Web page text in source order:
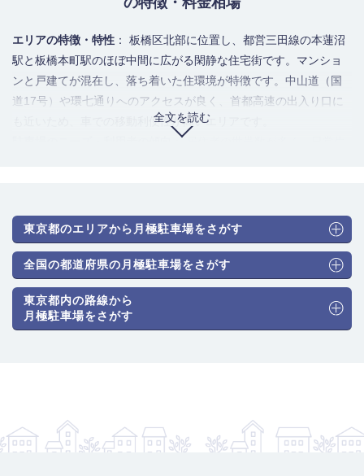
全文を読む
エリアの特徴・特性 ： 板橋区北部に位置し、都営三田線の本蓮沼
駅と板橋本町駅のほぼ中間に広がる閑静な住宅街です。マンショ
ンと戸建てが混在し、落ち着いた住環境が特徴です。中山道（国
道17号）や環七通りへのアクセスが良く、首都高速の出入り口に
も近いため、車での移動利便性が高いエリアです。
： 居住者の世帯数が多く、日常生
ャーに車を利用する層にも人気があります。
駐車場のタイプと月極料金相場： アスファルト舗装の平置き駐車
場と、マンションに併設された機械式駐車場が混在しています。
平置きはハイルーフ対応の区画も含まれますが、機械式より高額
になる傾向があります。
普通車（機械式）：22,000～25,300円
置きは人気が高いため、空き情報には注意が必要です。エリア内
は道幅が狭い場所もあるため、駐車場への進入経路や切り返しの
東京都のエリアから月極駐車場をさがす
全国の都道府県の月極駐車場をさがす
東京都内の路線から
月極駐車場をさがす